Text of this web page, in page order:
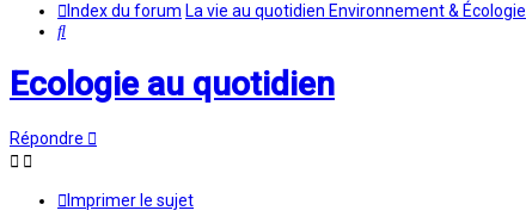
Index du forum La vie au quotidien Environnement & Écologie
Rechercher
Ecologie au quotidien
Répondre
Imprimer le sujet